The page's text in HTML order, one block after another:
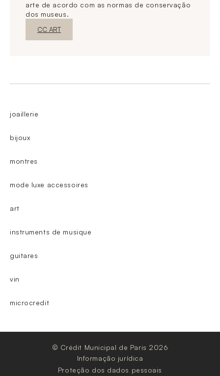
arte de acordo com as normas de conservação
dos museus.
Nova janelaDescubra o
CC ART
joaillerie
bijoux
montres
mode luxe accessoires
art
instruments de musique
guitares
vin
microcredit
© Crédit Municipal de Paris 2026
Informação jurídica
Proteção dos dados pessoais